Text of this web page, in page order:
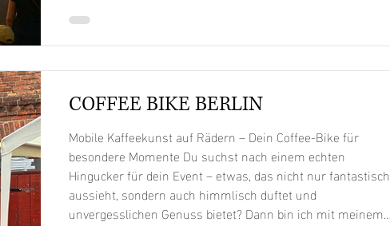
COFFEE BIKE BERLIN
Mobile Kaffeekunst auf Rädern – Dein Coffee-Bike für
besondere Momente Du suchst nach einem echten
Hingucker für dein Event – etwas, das nicht nur fantastisch
aussieht, sondern auch himmlisch duftet und
unvergesslichen Genuss bietet? Dann bin ich mit meinem